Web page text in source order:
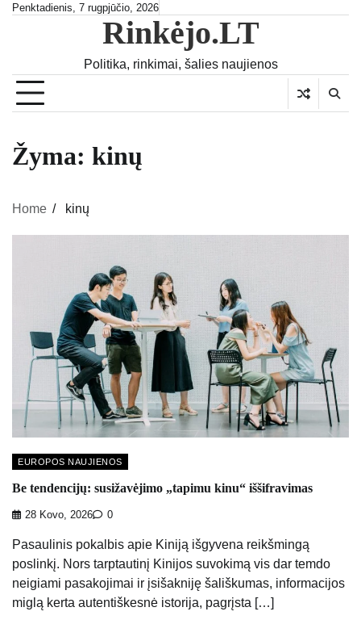
SkipPenktadienis, 7 rugpjūčio, 2026
Rinkėjo.LT
Politika, rinkimai, šalies naujienos
Žyma: kinų
Home kinų
EUROPOS NAUJIENOS
Be tendencijų: susižavėjimo „tapimu kinu“ iššifravimas
28 Kovo, 2026 0
Pasaulinis pokalbis apie Kiniją išgyvena reikšmingą
poslinkį. Nors tarptautinį Kinijos suvokimą vis dar temdo
neigiami pasakojimai ir įsišakniję šališkumas, informacijos
miglą kerta autentiškesnė istorija, pagrįsta […]